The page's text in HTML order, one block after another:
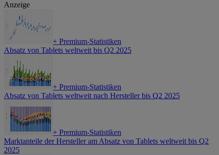
Anzeige
+ Premium-Statistiken
Absatz von Tablets weltweit bis Q2 2025
+ Premium-Statistiken
Absatz von Tablets weltweit nach Hersteller bis Q2 2025
+ Premium-Statistiken
Marktanteile der Hersteller am Absatz von Tablets weltweit bis Q2
2025